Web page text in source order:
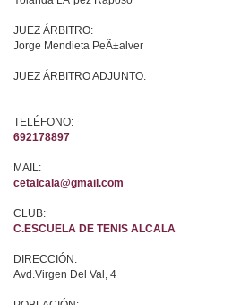
JUEZ ÁRBITRO:
Jorge Mendieta PeÃ±alver
JUEZ ÁRBITRO ADJUNTO:
TELÉFONO:
692178897
MAIL:
cetalcala@gmail.com
CLUB:
C.ESCUELA DE TENIS ALCALA
DIRECCIÓN:
Avd.Virgen Del Val, 4